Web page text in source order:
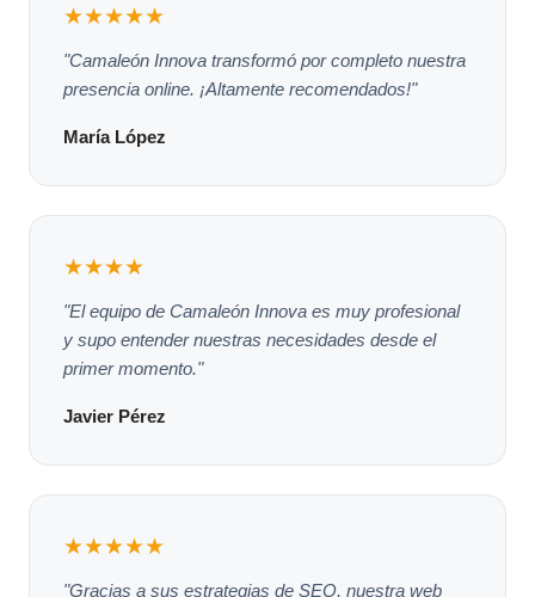
★★★★★
"Camaleón Innova transformó por completo nuestra
presencia online. ¡Altamente recomendados!"
María López
★★★★
"El equipo de Camaleón Innova es muy profesional
y supo entender nuestras necesidades desde el
primer momento."
Javier Pérez
★★★★★
"Gracias a sus estrategias de SEO, nuestra web